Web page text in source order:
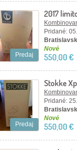
Predaj
2017
V5
Pridané:
Nové
550,00 €
Predaj
Stokke
Pridané:
Nové
550,00 €